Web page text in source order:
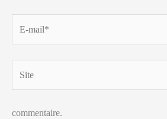
mail*
commentaire.